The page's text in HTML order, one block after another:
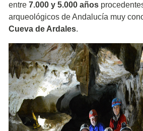
entre 7.000 y 5.000 años
arqueológicos de Andalucía muy
Cueva de Ardales.